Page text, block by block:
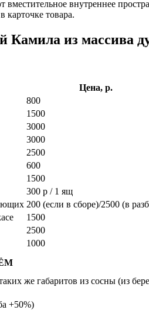
вместительное внутреннее
карточке товара.
из массива
Цена, р.
800
1500
3000
3000
2500
600
1500
300 р / 1 ящ
200 (если в сборе)/2500 (в
1500
2500
1000
же габаритов из сосны (из
+50%)